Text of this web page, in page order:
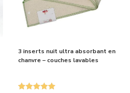
3 inserts nuit ultra absorbant en
chanvre – couches lavables